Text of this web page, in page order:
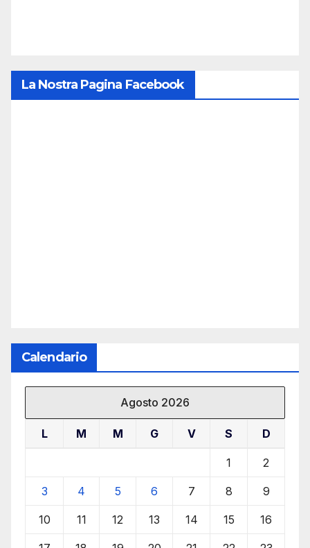
La Nostra Pagina Facebook
Calendario
Agosto 2026
L M M G V S D
1 2
3 4 5 6 7 8 9
10 11 12 13 14 15 16